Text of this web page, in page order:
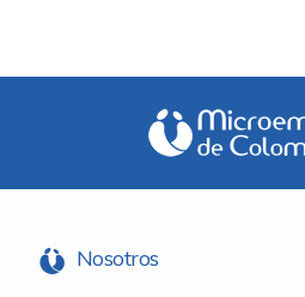
Nosotros